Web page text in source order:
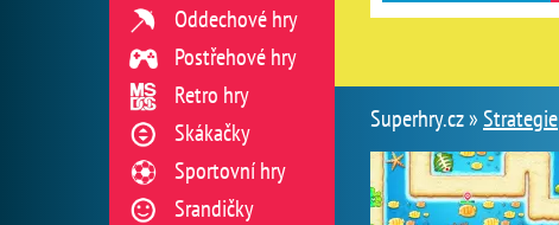
Superhry.cz »Strategie
Oddechové hry
Postřehové hry
Retro hry
Skákačky
Sportovní hry
Srandičky